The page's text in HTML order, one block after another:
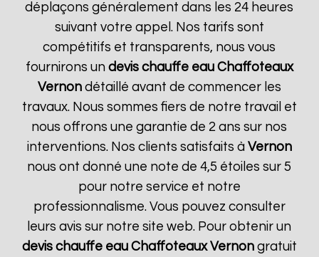
déplaçons généralement dans les 24 heures
suivant votre appel. Nos tarifs sont
compétitifs et transparents, nous vous
fournirons un devis chauffe eau Chaffoteaux
Vernondétaillé avant de commencer les
travaux. Nous sommes fiers de notre travail et
nous offrons une garantie de 2 ans sur nos
interventions. Nos clients satisfaits à Vernon
nous ont donné une note de 4,5 étoiles sur 5
pour notre service et notre
professionnalisme. Vous pouvez consulter
leurs avis sur notre site web. Pour obtenir un
devis chauffe eau Chaffoteaux Vernongratuit